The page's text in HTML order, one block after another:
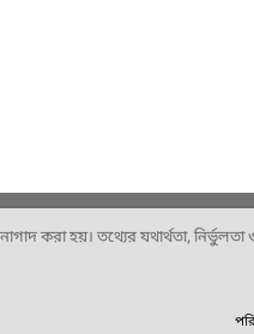
করা হয়। তথ্যের যথার্থতা, নির্ভুলতা ও